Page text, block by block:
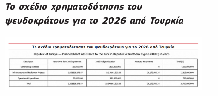
To σχέδιο χρηματοδότησης του
ψευδοκράτους για το 2026 από Τουρκία